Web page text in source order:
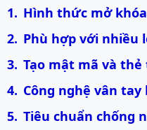
Hình thức mở
Phù hợp với nhiều
Tạo mật mã và
Công nghệ vân tay
Tiêu chuẩn chống